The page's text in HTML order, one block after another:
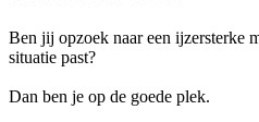
Ben jij opzoek naar een ijzersterke
situatie past?
Dan ben je op de goede plek.